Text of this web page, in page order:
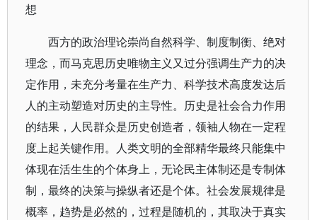
想
西方的政治理论崇尚自然科学、制度制衡、绝对
理念，而马克思历史唯物主义又过分强调生产力的决
定作用，未充分考量在生产力、科学技术高度发达后
人的主动塑造对历史的主导性。历史是社会合力作用
的结果，人民群众是历史创造者，领袖人物在一定程
度上起关键作用。人类文明的全部精华最终只能集中
体现在活生生的个体身上，无论民主体制还是专制体
制，最终的决策与操纵者还是个体。社会发展规律是
概率，趋势是必然的，过程是随机的，其取决于真实